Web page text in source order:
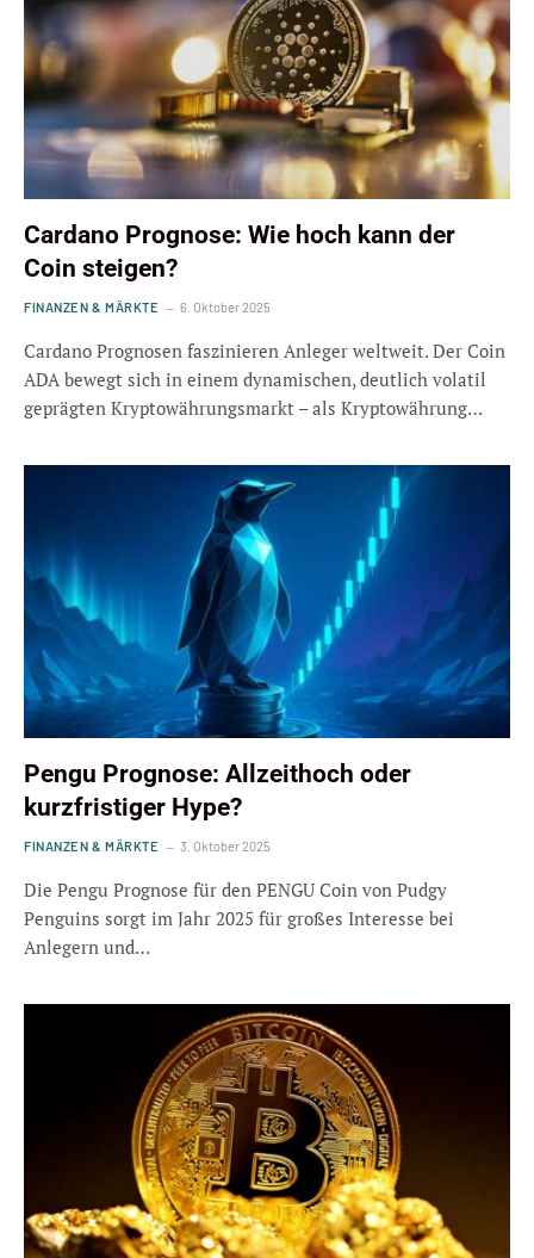
Cardano Prognose: Wie hoch kann der
Coin steigen?
FINANZEN & MÄRKTE 6. Oktober 2025
Cardano Prognosen faszinieren Anleger weltweit. Der Coin
ADA bewegt sich in einem dynamischen, deutlich volatil
geprägten Kryptowährungsmarkt – als Kryptowährung…
Pengu Prognose: Allzeithoch oder
kurzfristiger Hype?
FINANZEN & MÄRKTE 3. Oktober 2025
Die Pengu Prognose für den PENGU Coin von Pudgy
Penguins sorgt im Jahr 2025 für großes Interesse bei
Anlegern und…